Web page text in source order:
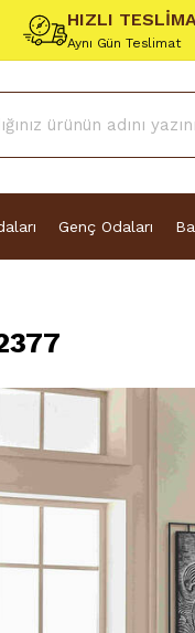
HIZLI
Aynı Gün Teslimat
Genç Odaları